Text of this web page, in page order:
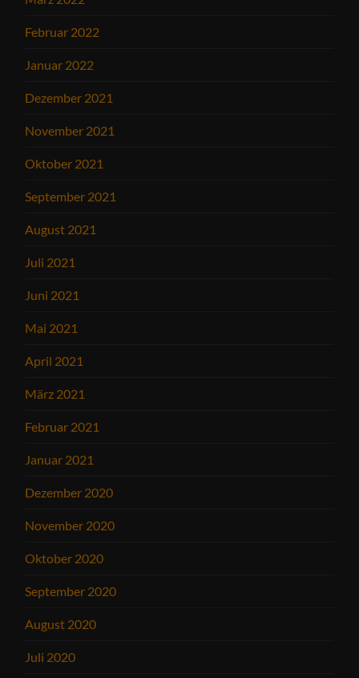
Februar 2022
Januar 2022
Dezember 2021
November 2021
Oktober 2021
September 2021
August 2021
Juli 2021
Juni 2021
Mai 2021
April 2021
März 2021
Februar 2021
Januar 2021
Dezember 2020
November 2020
Oktober 2020
September 2020
August 2020
Juli 2020